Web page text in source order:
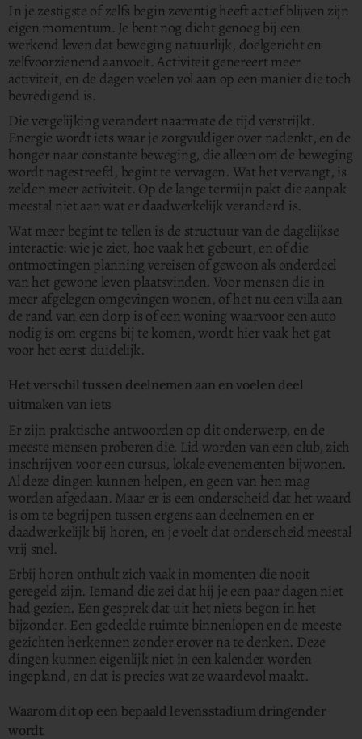
In je zestigste of zelfs begin zeventig heeft actief blijven zijn
eigen momentum. Je bent nog dicht genoeg bij een
werkend leven dat beweging natuurlijk, doelgericht en
zelfvoorzienend aanvoelt. Activiteit genereert meer
activiteit, en de dagen voelen vol aan op een manier die toch
bevredigend is.
Die vergelijking verandert naarmate de tijd verstrijkt.
Energie wordt iets waar je zorgvuldiger over nadenkt, en de
honger naar constante beweging, die alleen om de beweging
wordt nagestreefd, begint te vervagen. Wat het vervangt, is
zelden meer activiteit. Op de lange termijn pakt die aanpak
meestal niet aan wat er daadwerkelijk veranderd is.
Wat meer begint te tellen is de structuur van de dagelijkse
interactie: wie je ziet, hoe vaak het gebeurt, en of die
ontmoetingen planning vereisen of gewoon als onderdeel
van het gewone leven plaatsvinden. Voor mensen die in
meer afgelegen omgevingen wonen, of het nu een villa aan
de rand van een dorp is of een woning waarvoor een auto
nodig is om ergens bij te komen, wordt hier vaak het gat
voor het eerst duidelijk.
Het verschil tussen deelnemen aan en voelen deel
uitmaken van iets
Er zijn praktische antwoorden op dit onderwerp, en de
meeste mensen proberen die. Lid worden van een club, zich
inschrijven voor een cursus, lokale evenementen bijwonen.
Al deze dingen kunnen helpen, en geen van hen mag
worden afgedaan. Maar er is een onderscheid dat het waard
is om te begrijpen tussen ergens aan deelnemen en er
daadwerkelijk bij horen, en je voelt dat onderscheid meestal
vrij snel.
Erbij horen onthult zich vaak in momenten die nooit
geregeld zijn. Iemand die zei dat hij je een paar dagen niet
had gezien. Een gesprek dat uit het niets begon in het
bijzonder. Een gedeelde ruimte binnenlopen en de meeste
gezichten herkennen zonder erover na te denken. Deze
dingen kunnen eigenlijk niet in een kalender worden
ingepland, en dat is precies wat ze waardevol maakt.
Waarom dit op een bepaald levensstadium dringender
wordt